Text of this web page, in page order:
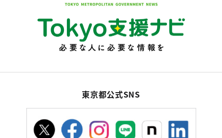
東京都公式SNS